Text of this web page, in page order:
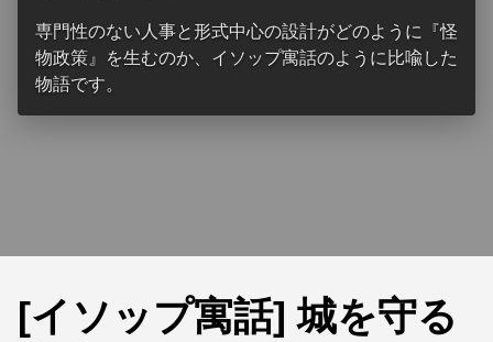
専門性のない人事と形式中心の設計がどのように『怪
物政策』を生むのか、イソップ寓話のように比喩した
物語です。
[イソップ寓話] 城を守る